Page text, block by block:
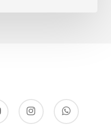
instagram whatsapp